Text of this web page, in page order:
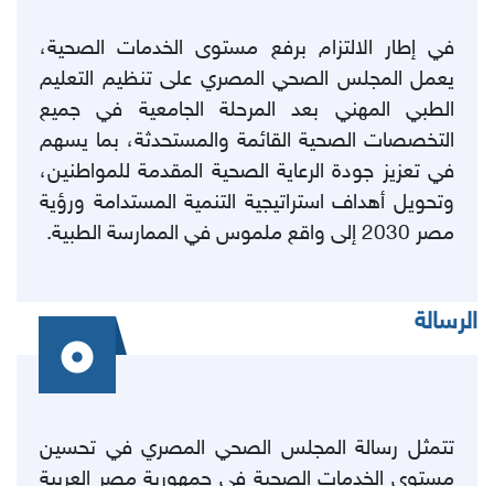
في إطار الالتزام برفع مستوى الخدمات الصحية،
يعمل المجلس الصحي المصري على تنظيم التعليم
الطبي المهني بعد المرحلة الجامعية في جميع
التخصصات الصحية القائمة والمستحدثة، بما يسهم
في تعزيز جودة الرعاية الصحية المقدمة للمواطنين،
وتحويل أهداف استراتيجية التنمية المستدامة ورؤية
مصر 2030 إلى واقع ملموس في الممارسة الطبية
.
الرسالة
تتمثل رسالة المجلس الصحي المصري في تحسين
مستوى الخدمات الصحية في جمهورية مصر العربية